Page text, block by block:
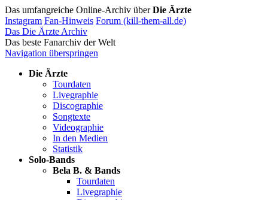
Das umfangreiche Online-Archiv überDie Ärzte
Instagram Fan-Hinweis Forum (kill-them-all.de)
Das Die Ärzte Archiv
Das beste Fanarchiv der Welt
Navigation überspringen
Die Ärzte
Tourdaten
Livegraphie
Discographie
Songtexte
Videographie
In den Medien
Statistik
Solo-Bands
Bela B. & Bands
Tourdaten
Livegraphie